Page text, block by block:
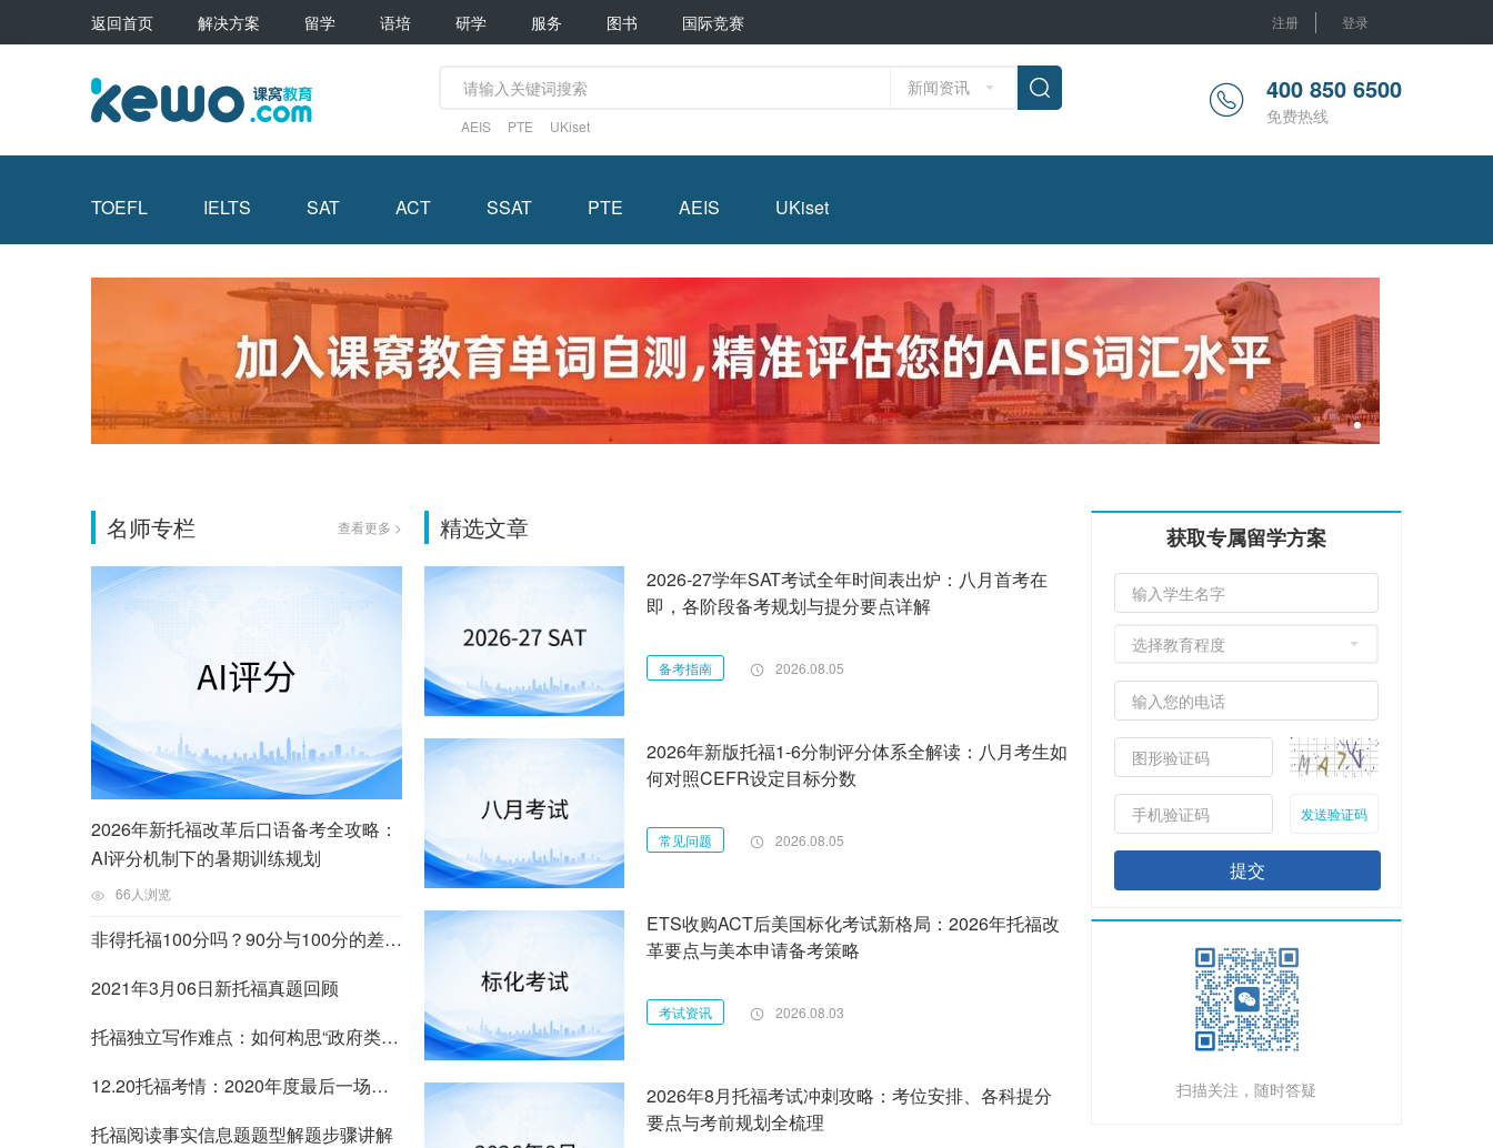
返回首页 解决方案 留学 语培 研学 服务 图书 国际竞赛 注册 登录
新闻资讯
AEIS PTE UKiset
400 850 6500
免费热线
TOEFL IELTS SAT ACT SSAT PTE AEIS UKiset
名师专栏 查看更多 >
2026年新托福改革后口语备考全攻略：
AI评分机制下的暑期训练规划
66人浏览
非得托福100分吗？90分与100分的差异在哪里？
2021年3月06日新托福真题回顾
托福独立写作难点：如何构思“政府类题型”
12.20托福考情：2020年度最后一场考试，旧题重现
托福阅读事实信息题题型解题步骤讲解
精选文章
2026-27学年SAT考试全年时间表出炉：八月首考在
即，各阶段备考规划与提分要点详解
备考指南 2026.08.05
2026年新版托福1-6分制评分体系全解读：八月考生如
何对照CEFR设定目标分数
常见问题 2026.08.05
ETS收购ACT后美国标化考试新格局：2026年托福改
革要点与美本申请备考策略
考试资讯 2026.08.03
2026年8月托福考试冲刺攻略：考位安排、各科提分
要点与考前规划全梳理
获取专属留学方案
选择教育程度
发送验证码
提交
扫描关注，随时答疑